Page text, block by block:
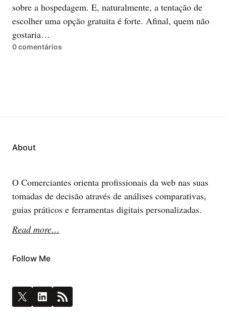
sobre a hospedagem. E, naturalmente, a tentação de
escolher uma opção gratuita é forte. Afinal, quem não
gostaria…
0comentários
About
O Comerciantes orienta profissionais da web nas suas
tomadas de decisão através de análises comparativas,
guias práticos e ferramentas digitais personalizadas.
Read more…
Follow Me